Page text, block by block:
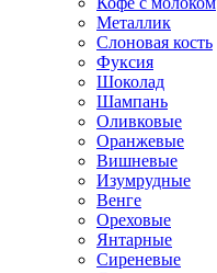
Металлик
Слоновая кость
Фуксия
Шоколад
Шампань
Оливковые
Оранжевые
Вишневые
Изумрудные
Венге
Ореховые
Янтарные
Сиреневые